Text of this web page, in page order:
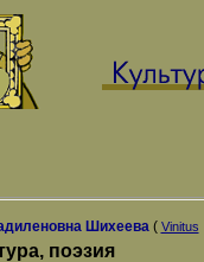
Шихеева( Vinitus
поэзия